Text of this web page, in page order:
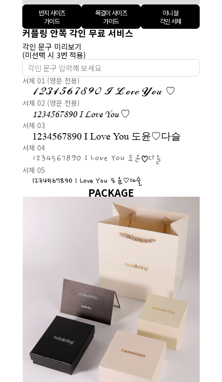
반지 사이즈
가이드
목걸이 사이즈
가이드
이니셜
각인 서체
커플링 안쪽 각인 무료 서비스
각인 문구 미리보기
(미선택 시 3번 적용)
서체 01 (영문 전용)
1234567890 I Love You ♡
서체 02 (영문 전용)
1234567890 I Love You ♡
서체 03
1234567890 I Love You 도윤♡다슬
서체 04
1234567890 I Love You 도윤♡다슬
서체 05
1234567890 I Love You 도윤♡다슬
PACKAGE